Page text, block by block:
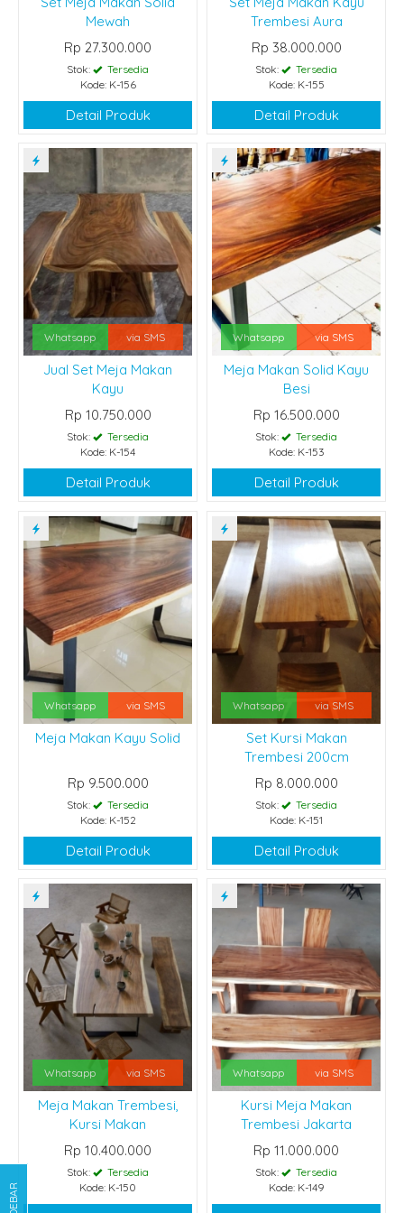
Mewah
Rp 27.300.000
Stok:
Tersedia
Kode: K-156
Detail Produk
Trembesi Aura
Rp 38.000.000
Stok:
Tersedia
Kode: K-155
Detail Produk
Whatsapp via SMS
Jual Set Meja Makan
Kayu
Rp 10.750.000
Stok:
Tersedia
Kode: K-154
Detail Produk
Whatsapp via SMS
Meja Makan Solid Kayu
Besi
Rp 16.500.000
Stok:
Tersedia
Kode: K-153
Detail Produk
Whatsapp via SMS
Meja Makan Kayu Solid
Rp 9.500.000
Stok:
Tersedia
Kode: K-152
Detail Produk
Whatsapp via SMS
Set Kursi Makan
Trembesi 200cm
Rp 8.000.000
Stok:
Tersedia
Kode: K-151
Detail Produk
Whatsapp via SMS
Meja Makan Trembesi,
Kursi Makan
Rp 10.400.000
Stok:
Tersedia
Kode: K-150
Whatsapp via SMS
Kursi Meja Makan
Trembesi Jakarta
Rp 11.000.000
Stok:
Tersedia
Kode: K-149
SIDEBAR